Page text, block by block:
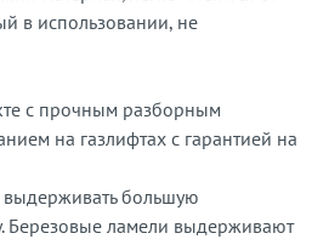
в использовании, не
с прочным разборным
на газлифтах с гарантией на
выдерживать большую
Березовые ламели выдерживают